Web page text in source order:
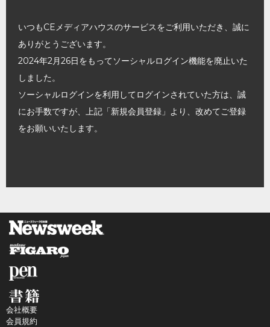
いつもCEメディアハウスのサービスをご利用いただき、誠に
ありがとうございます。
2024年2月26日をもってソーシャルログイン機能を廃止いた
しました。
ソーシャルログインを利用してログインされていた方は、誠
にお手数ですが、上記「新規会員登録」より、改めてご登録
をお願いいたします。
会社概要
会員規約